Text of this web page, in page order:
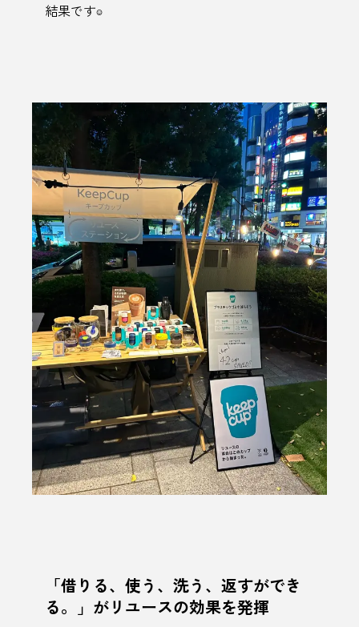
結果です☺︎
「借りる、使う、洗う、返すができ
る。」がリユースの効果を発揮